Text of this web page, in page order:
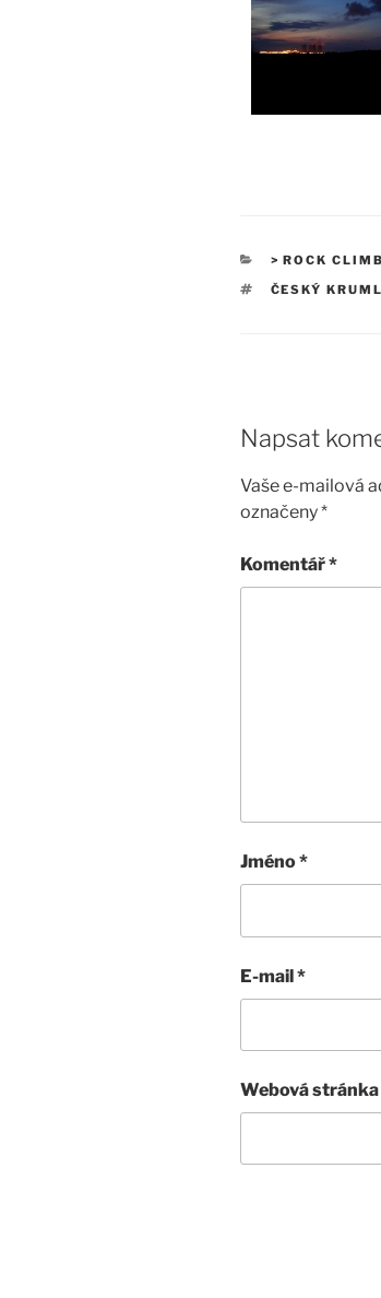
RUBRIKY
> ROCK
ŠTÍTKY
ČESKÝ
Napsat
Vaše e-mailová
označeny*
Komentář*
Jméno*
E-mail*
Webová stránka